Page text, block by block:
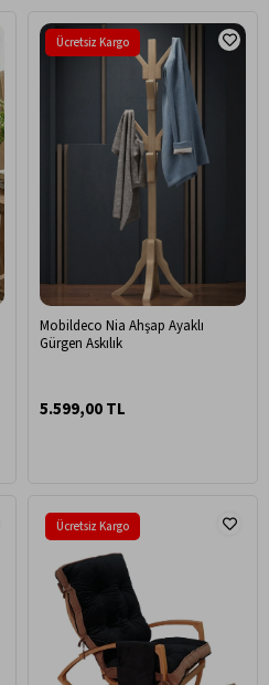
Mobildeco Nia Ahşap Ayaklı
Gürgen Askılık
5.599,00 TL
Ücretsiz Kargo
Ücretsiz Kargo